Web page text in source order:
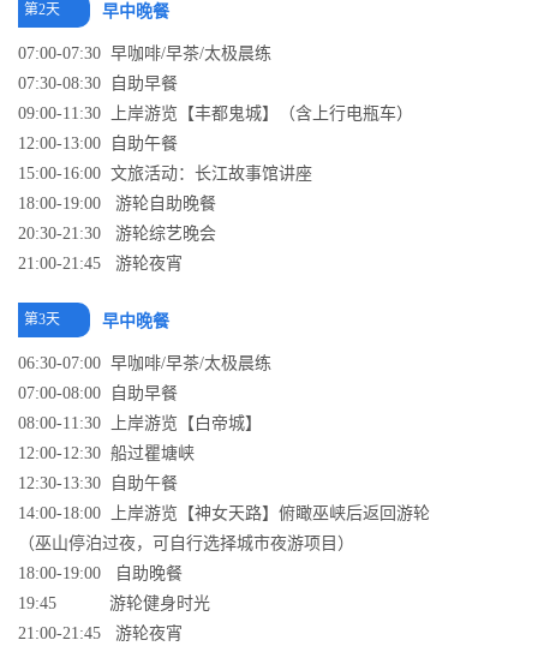
第2天 早中晚餐
07:00-07:30 早咖啡/早茶/太极晨练
07:30-08:30 自助早餐
09:00-11:30 上岸游览【丰都鬼城】（含上行电瓶车）
12:00-13:00 自助午餐
15:00-16:00 文旅活动：长江故事馆讲座
18:00-19:00 游轮自助晚餐
20:30-21:30 游轮综艺晚会
21:00-21:45 游轮夜宵
第3天 早中晚餐
06:30-07:00 早咖啡/早茶/太极晨练
07:00-08:00 自助早餐
08:00-11:30 上岸游览【白帝城】
12:00-12:30 船过瞿塘峡
12:30-13:30 自助午餐
14:00-18:00 上岸游览【神女天路】俯瞰巫峡后返回游轮
（巫山停泊过夜，可自行选择城市夜游项目）
18:00-19:00 自助晚餐
19:45 游轮健身时光
21:00-21:45 游轮夜宵